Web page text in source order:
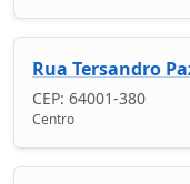
Rua Tersandro
CEP: 64001-380
Centro